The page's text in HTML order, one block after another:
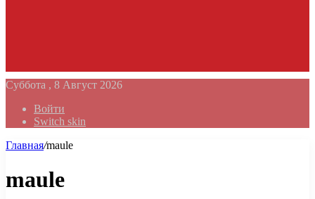
Суббота , 8 Август 2026
Войти
Switch skin
Главная/maule
maule